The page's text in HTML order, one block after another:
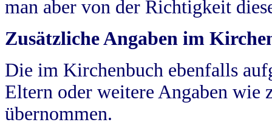
man aber von der Richtigkeit
Zusätzliche Angaben im
Die im Kirchenbuch ebenfalls
Eltern oder weitere Angaben wie
übernommen.